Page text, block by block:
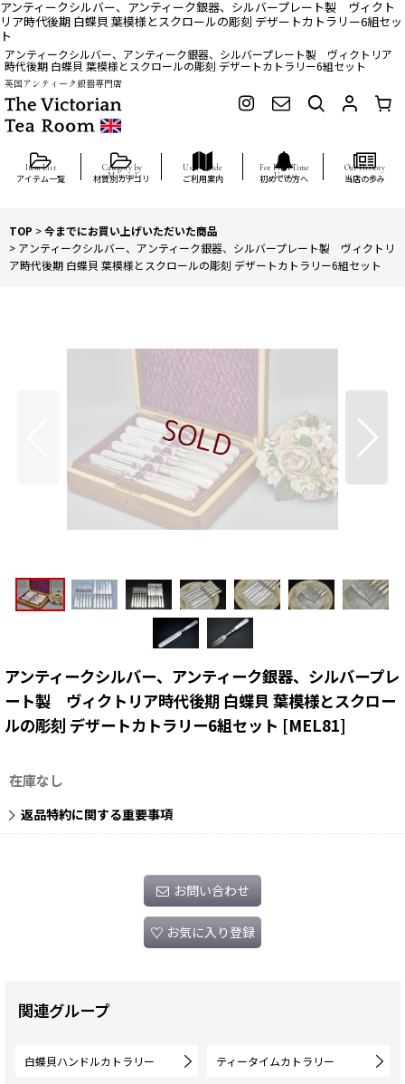
アンティークシルバー、アンティーク銀器、シルバープレート製 ヴィクト
リア時代後期 白蝶貝 葉模様とスクロールの彫刻 デザートカトラリー6組セッ
ト
アンティークシルバー、アンティーク銀器、シルバープレート製 ヴィクトリア
時代後期 白蝶貝 葉模様とスクロールの彫刻 デザートカトラリー6組セット
英国アンティーク銀器専門店
アイテム一覧 材質別カテゴリ ご利用案内 初めての方へ 当店の歩み
TOP >今までにお買い上げいただいた商品
> アンティークシルバー、アンティーク銀器、シルバープレート製 ヴィクトリ
ア時代後期 白蝶貝 葉模様とスクロールの彫刻 デザートカトラリー6組セット
アンティークシルバー、アンティーク銀器、シルバープレ
ート製 ヴィクトリア時代後期 白蝶貝 葉模様とスクロー
ルの彫刻 デザートカトラリー6組セット [MEL81]
在庫なし
返品特約に関する重要事項
お問い合わせ
お気に入り登録
関連グループ
白蝶貝ハンドルカトラリー ティータイムカトラリー